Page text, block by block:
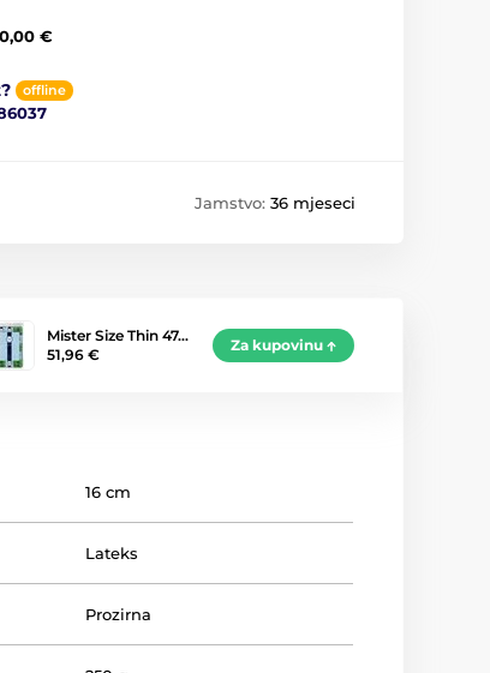
€
offline
Jamstvo: 36 mjeseci
Mister Size Thin 47…
51,96 €
Za kupovinu
16 cm
Lateks
Prozirna